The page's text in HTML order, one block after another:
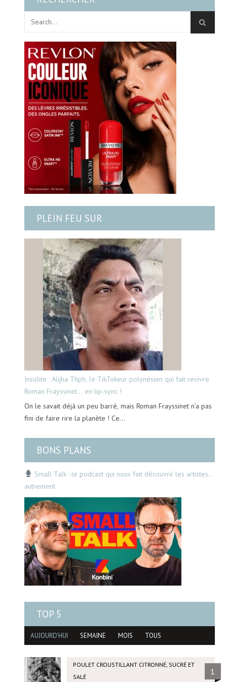
PLEIN FEU SUR
Insolite : Alijha Thph, le TikTokeur polynésien qui fait revivre
Roman Frayssinet… en lip-sync !
On le savait déjà un peu barré, mais Roman Frayssinet n’a pas
fini de faire rire la planète ! Ce…
BONS PLANS
Small Talk : le podcast qui nous fait découvrir les artistes…
autrement
TOP 5
AUJOURD'HUI SEMAINE MOIS TOUS
POULET CROUSTILLANT CITRONNÉ, SUCRÉ ET
SALÉ
1